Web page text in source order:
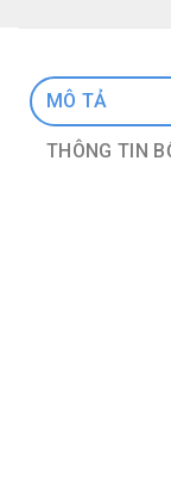
MÔ TẢ
THÔNG TIN